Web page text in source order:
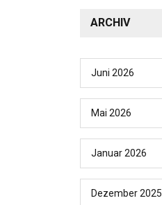
ARCHIV
Juni 2026
Mai 2026
Januar 2026
Dezember 2025